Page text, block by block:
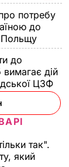
потребу
до
Польщу
до
дій
ЦЗФ
так".
який